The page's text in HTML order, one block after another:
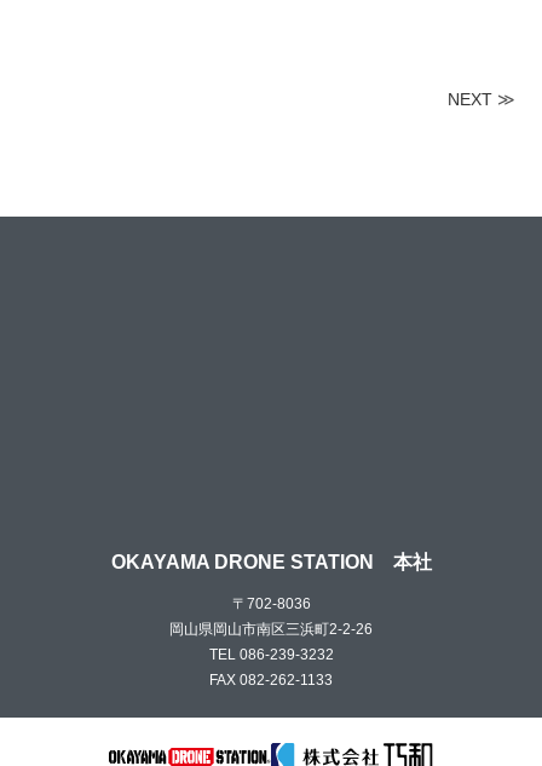
NEXT≫
OKAYAMA DRONE STATION 本社
〒702-8036
岡山県岡山市南区三浜町2-2-26
TEL 086-239-3232
FAX 082-262-1133